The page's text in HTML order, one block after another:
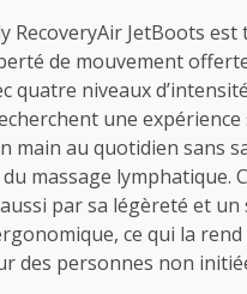
RecoveryAir JetBoots est
de mouvement
quatre niveaux
une expérience
main au quotidien sans
du massage lymphatique.
par sa légèreté et un
ce qui la
des personnes non